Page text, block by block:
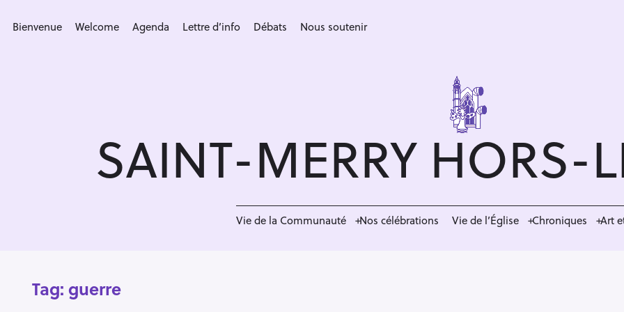
Bienvenue Welcome Agenda Lettre d’info Débats Nous soutenir
SAINT-MERRY HORS-
Vie de la Communauté Nos célébrations Vie de l’Église Chroniques Art
Tag: guerre